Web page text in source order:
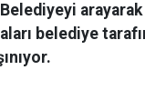
arayarak
belediye